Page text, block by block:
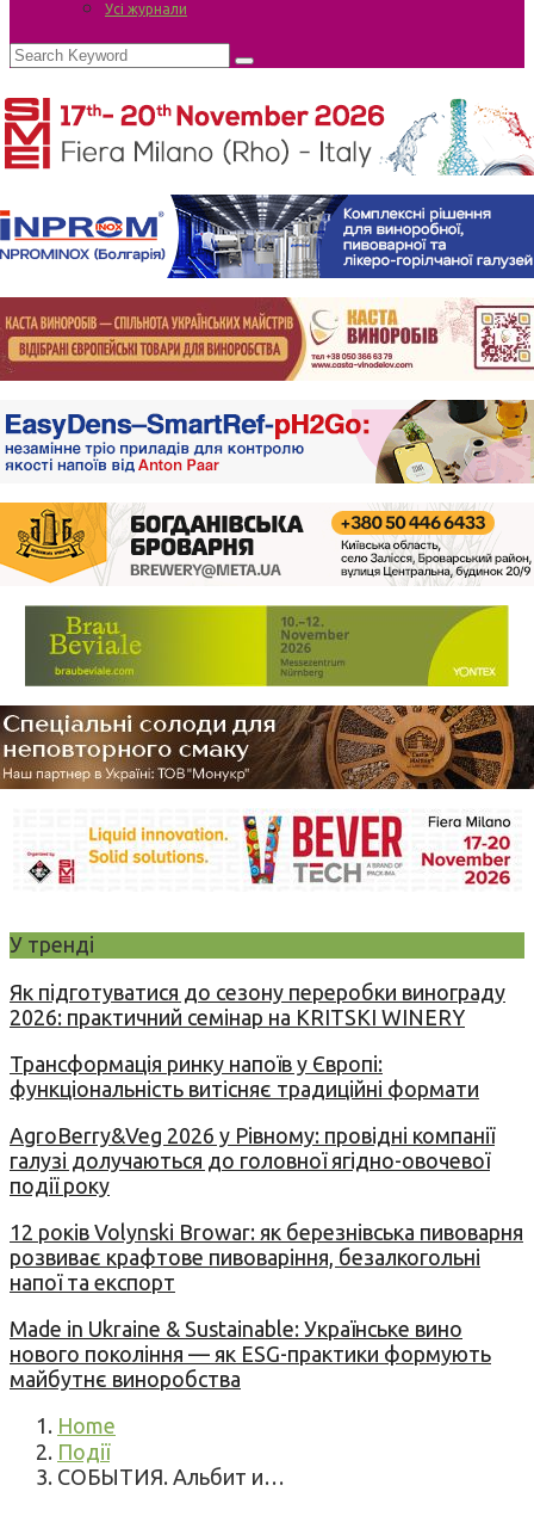
Усі журнали
У тренді
Як підготуватися до сезону переробки винограду
2026: практичний семінар на KRITSKI WINERY
Трансформація ринку напоїв у Європі:
функціональність витісняє традиційні формати
AgroBerry&Veg 2026 у Рівному: провідні компанії
галузі долучаються до головної ягідно-овочевої
події року
12 років Volynski Browar: як березнівська пивоварня
розвиває крафтове пивоваріння, безалкогольні
напої та експорт
Made in Ukraine & Sustainable: Українське вино
нового покоління — як ESG-практики формують
майбутнє виноробства
Home
Події
СОБЫТИЯ. Альбит и…